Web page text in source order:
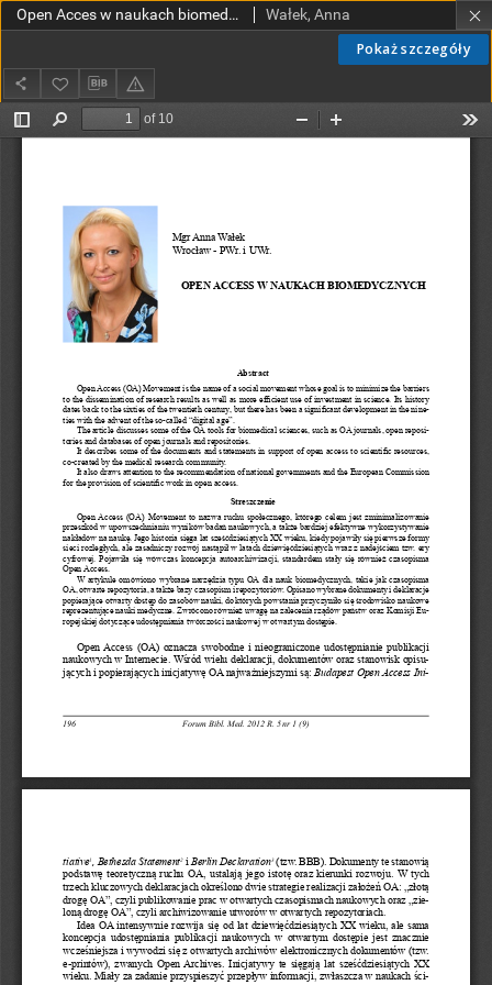
Pokaż szczegóły
Open Acces w naukach biomedycznych Wałek, Anna